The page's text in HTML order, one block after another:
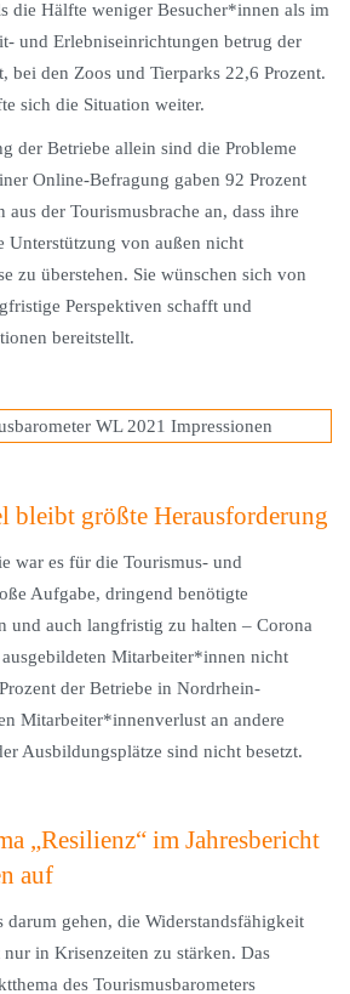
die Hälfte weniger Besucher*innen als im
und Erlebniseinrichtungen betrug der
bei den Zoos und Tierparks 22,6 Prozent.
sich die Situation weiter.
der Betriebe allein sind die Probleme
Online-Befragung gaben 92 Prozent
der Tourismusbrache an, dass ihre
Unterstützung von außen nicht
zu überstehen. Sie wünschen sich von
Perspektiven schafft und
bereitstellt.
bleibt größte Herausforderung
war es für die Tourismus- und
Aufgabe, dringend benötigte
und auch langfristig zu halten – Corona
Mitarbeiter*innen nicht
der Betriebe in Nordrhein-
Mitarbeiter*innenverlust an andere
Ausbildungsplätze sind nicht besetzt.
„Resilienz“ im Jahresbericht
auf
gehen, die Widerstandsfähigkeit
in Krisenzeiten zu stärken. Das
des Tourismusbarometers